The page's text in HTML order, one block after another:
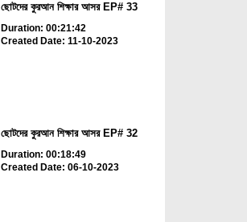
ছোটদের কুরআন শিক্ষার আসর EP# 33
Duration: 00:21:42
Created Date: 11-10-2023
ছোটদের কুরআন শিক্ষার আসর EP# 32
Duration: 00:18:49
Created Date: 06-10-2023